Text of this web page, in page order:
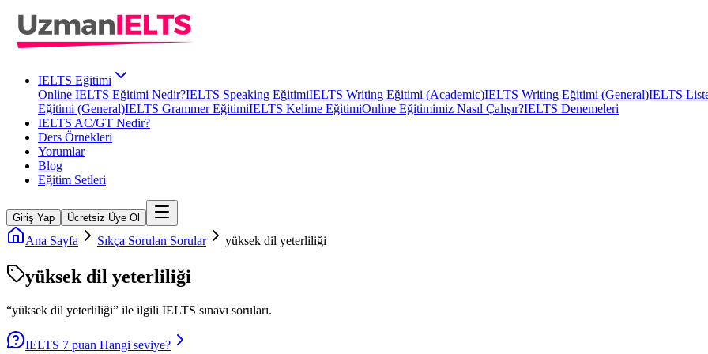
IELTS Eğitimi
Online IELTS Eğitimi Nedir?IELTS Speaking EğitimiIELTS Writing Eğitimi (Academic)IELTS Writing Eğitimi (General)IELTS
Eğitimi (General)IELTS Grammer EğitimiIELTS Kelime EğitimiOnline Eğitimimiz Nasıl Çalışır?IELTS Denemeleri
IELTS AC/GT Nedir?
Ders Örnekleri
Yorumlar
Blog
Eğitim Setleri
Giriş Yap Ücretsiz Üye Ol
Ana Sayfa Sıkça Sorulan Sorular yüksek dil yeterliliği
yüksek dil yeterliliği
“yüksek dil yeterliliği” ile ilgili IELTS sınavı soruları.
IELTS 7 puan Hangi seviye?